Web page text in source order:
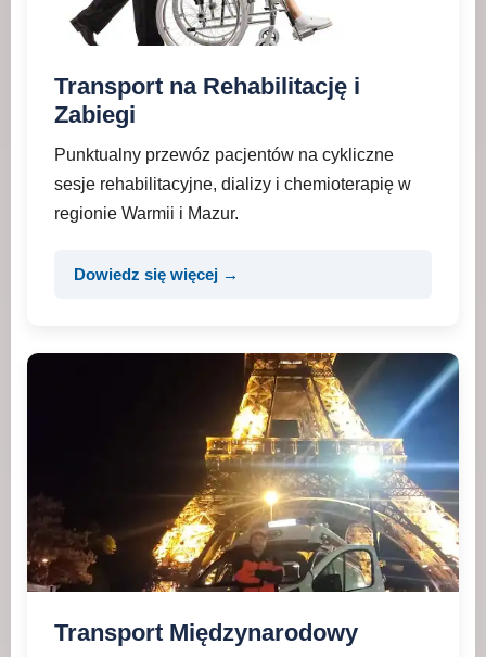
Transport na Rehabilitację i
Zabiegi
Punktualny przewóz pacjentów na cykliczne
sesje rehabilitacyjne, dializy i chemioterapię w
regionie Warmii i Mazur.
Dowiedz się więcej →
Transport Międzynarodowy